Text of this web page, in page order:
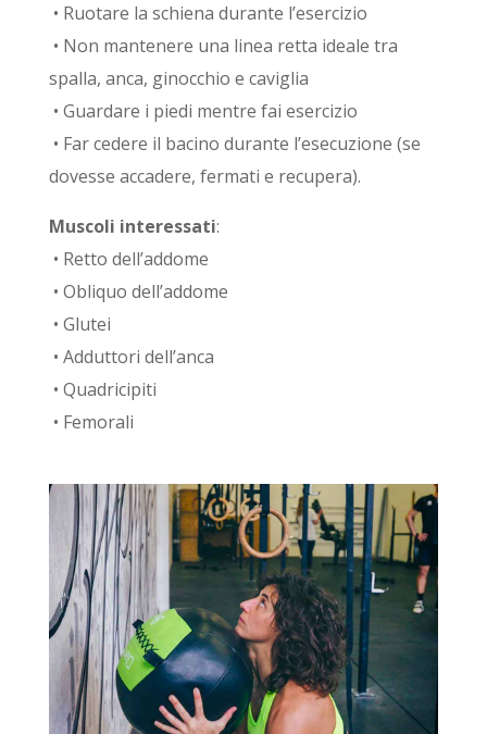
• Ruotare la schiena durante l’esercizio
• Non mantenere una linea retta ideale tra
spalla, anca, ginocchio e caviglia
• Guardare i piedi mentre fai esercizio
• Far cedere il bacino durante l’esecuzione (se
dovesse accadere, fermati e recupera).
Muscoli interessati:
• Retto dell’addome
• Obliquo dell’addome
• Glutei
• Adduttori dell’anca
• Quadricipiti
• Femorali